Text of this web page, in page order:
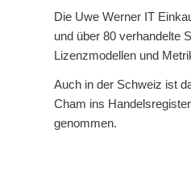
Die Uwe Werner IT
und über 80 verhandelte
Lizenzmodellen und
Auch in der Schweiz ist
Cham ins
genommen.